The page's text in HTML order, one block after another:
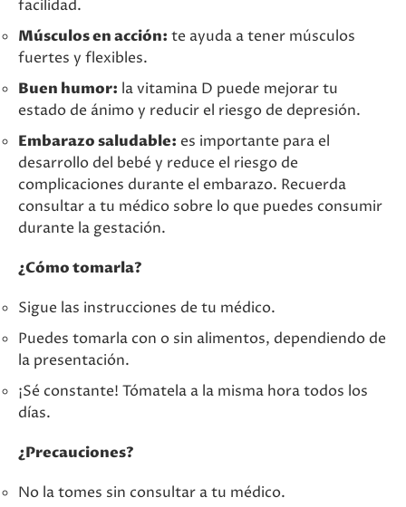
facilidad. ️
Músculos en acción: te ayuda a tener músculos
fuertes y flexibles.
Buen humor: la vitamina D puede mejorar tu
estado de ánimo y reducir el riesgo de depresión.
Embarazo saludable: es importante para el
desarrollo del bebé y reduce el riesgo de
complicaciones durante el embarazo. Recuerda
consultar a tu médico sobre lo que puedes consumir
durante la gestación.
¿Cómo tomarla?
Sigue las instrucciones de tu médico.
Puedes tomarla con o sin alimentos, dependiendo de
la presentación.
¡Sé constante! Tómatela a la misma hora todos los
días.
¿Precauciones?
No la tomes sin consultar a tu médico.